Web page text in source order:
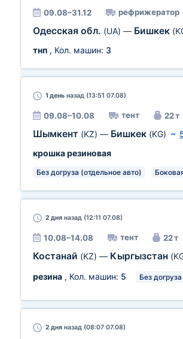
09.08–31.12 рефрижератор
Одесская обл. (UA) — Бишкек
тнп , Кол. машин: 3
1 день назад (13:51 07.08)
09.08–10.08 тент 22 т
Шымкент (KZ) — Бишкек (KG) ~
крошка резиновая
Без догруза (отдельное авто)
2 дня назад (12:11 07.08)
10.08–14.08 тент 22 т
Костанай (KZ) — Кыргызстан
резина , Кол. машин: 5 Без
2 дня назад (08:07 07.08)